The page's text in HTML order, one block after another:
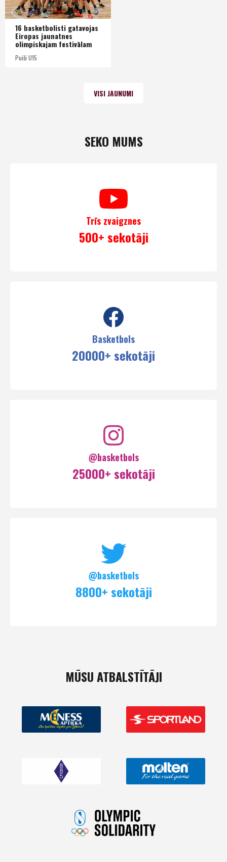
16 basketbolisti gatavojas
Eiropas jaunatnes
olimpiskajam festivālam
Puiši U15
VISI JAUNUMI
SEKO MUMS
Trīs zvaigznes
500+ sekotāji
Basketbols
20000+ sekotāji
@basketbols
25000+ sekotāji
@basketbols
8800+ sekotāji
MŪSU ATBALSTĪTĀJI